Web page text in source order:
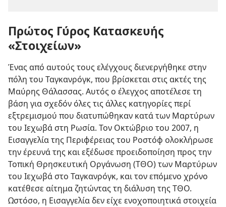
Πρώτος Γύρος Κατασκευής
«Στοιχείων»
Ένας από αυτούς τους ελέγχους διενεργήθηκε στην
πόλη του Ταγκανρόγκ, που βρίσκεται στις ακτές της
Μαύρης Θάλασσας. Αυτός ο έλεγχος αποτέλεσε τη
βάση για σχεδόν όλες τις άλλες κατηγορίες περί
εξτρεμισμού που διατυπώθηκαν κατά των Μαρτύρων
του Ιεχωβά στη Ρωσία. Τον Οκτώβριο του 2007, η
Εισαγγελία της Περιφέρειας του Ροστόφ ολοκλήρωσε
την έρευνά της και εξέδωσε προειδοποίηση προς την
Τοπική Θρησκευτική Οργάνωση (ΤΘΟ) των Μαρτύρων
του Ιεχωβά στο Ταγκανρόγκ, και τον επόμενο χρόνο
κατέθεσε αίτημα ζητώντας τη διάλυση της ΤΘΟ.
Ωστόσο, η Εισαγγελία δεν είχε ενοχοποιητικά στοιχεία